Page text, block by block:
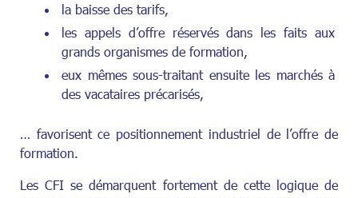
la baisse des tarifs,
les appels d’offre réservés dans les faits aux
grands organismes de formation,
eux mêmes sous-traitant ensuite les marchés à
des vacataires précarisés,
… favorisent ce positionnement industriel de l’offre de
formation.
Les CFI se démarquent fortement de cette logique de